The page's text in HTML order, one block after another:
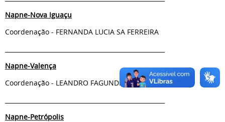
Napne-Nova Iguaçu
Coordenação - FERNANDA LUCIA SA FERREIRA
Napne-Valença
Coordenação - LEANDRO FAGUNDES MANCANO
Napne-Petrópolis